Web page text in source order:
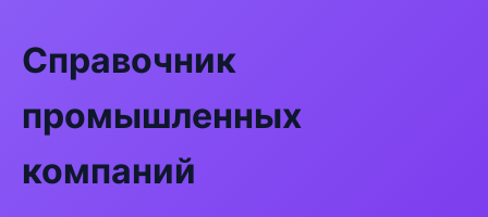
Справочник
промышленных
компаний